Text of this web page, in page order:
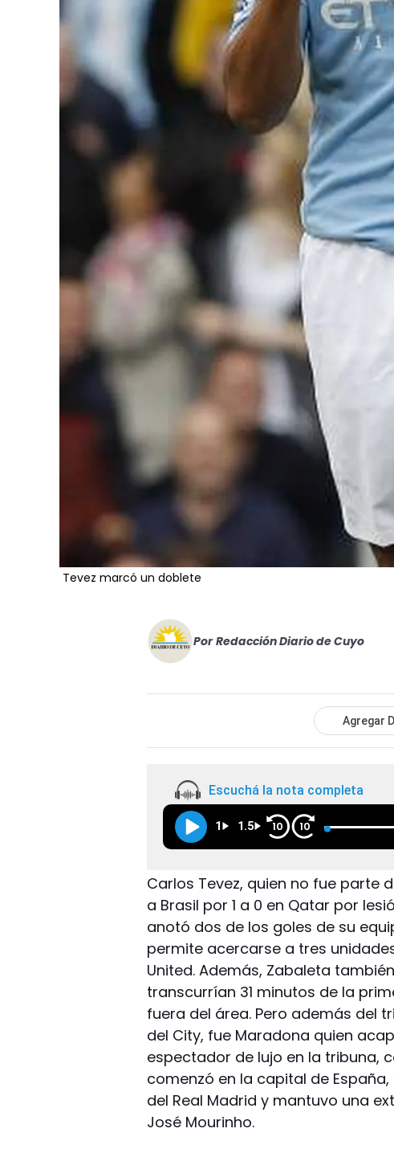
Tevez marcó un doblete
Por Redacción Diario de Cuyo
Agregar
Escuchá la nota completa
1 1.5 10 10
Carlos Tevez, quien no fue parte
a Brasil por 1 a 0 en Qatar por
anotó dos de los goles de su
permite acercarse a tres
United. Además, Zabaleta
transcurrían 31 minutos de la
fuera del área. Pero además del
del City, fue Maradona quien
espectador de lujo en la tribuna,
comenzó en la capital de
del Real Madrid y mantuvo una
José Mourinho.